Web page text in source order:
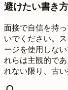
避けたい書き方
面接で自信を持
いでください。
ージを使用しな
れらは主観的で
れない限り、古